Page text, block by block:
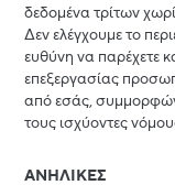
δεδομένα τρίτων
Δεν ελέγχουμε το
ευθύνη να παρέχετε
επεξεργασίας
από εσάς,
τους ισχύοντες
ΑΝΗΛΙΚΕΣ